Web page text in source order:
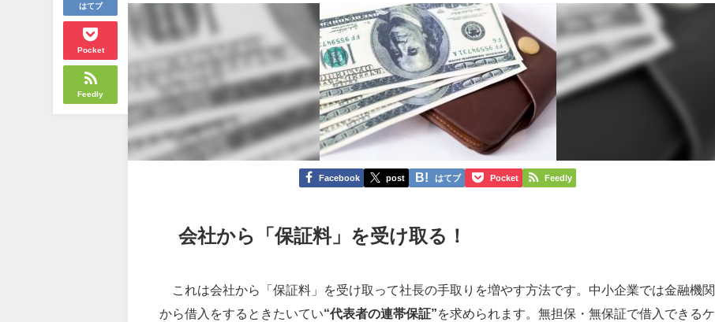
はてブ
Pocket
Feedly
Facebook post はてブ Pocket Feedly
会社から「保証料」を受け取る！
これは会社から「保証料」を受け取って社長の手取りを増やす方法です。中小企業では金融機関
から借入をするときたいてい“代表者の連帯保証”を求められます。無担保・無保証で借入できるケ